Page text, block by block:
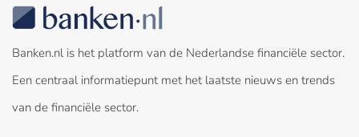
Banken.nl is het platform van de Nederlandse financiële sector.
Een centraal informatiepunt met het laatste nieuws en trends
van de financiële sector.